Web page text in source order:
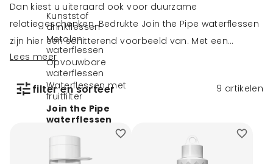
Kunststof
drinkflessen
Metalen
waterflessen
Opvouwbare
waterflessen
Waterflessen met
fruitfilter
Join the Pipe
waterflessen
Kambukka flessen
CamelBak flessen
Dan kiest u uiteraard ook voor duurzame
relatiegeschenken. Bedrukte Join the Pipe waterflessen
zijn hier een schitterend voorbeeld van. Met een
gepersonaliseerd flesje van deze organisatie laat u
zien dat u een schoon milieu en schoon drinkwater
belangrijk vindt. Join the Pipe is een Nederlands
initiatief dat het gebruik van kraanwater stimuleert en
schoon drinkwaterprojecten in ontwikkelingslanden
opzet. Een mooi alternatief voor de dure Dopper!
Lees meer
filter en sorteer 9 artikelen